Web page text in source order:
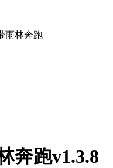
雨林奔跑
奔跑v1.3.8